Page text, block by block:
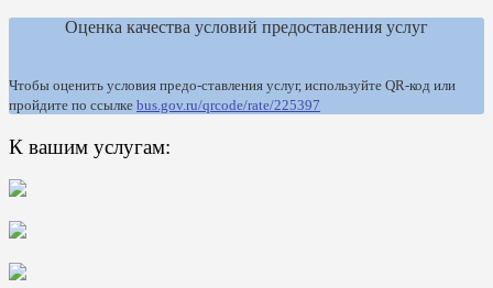
Оценка качества условий предоставления услуг
Чтобы оценить условия предо-ставления услуг, используйте QR-код или
пройдите по ссылке bus.gov.ru/qrcode/rate/225397
К вашим услугам: